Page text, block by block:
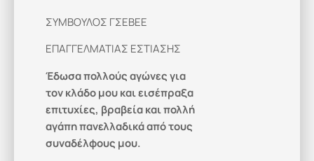
ΣΥΜΒΟΥΛΟΣ ΓΣΕΒΕΕ
ΕΠΑΓΓΕΛΜΑΤΙΑΣ ΕΣΤΙΑΣΗΣ
Έδωσα πολλούς αγώνες για
τον κλάδο μου και εισέπραξα
επιτυχίες, βραβεία και πολλή
αγάπη πανελλαδικά από τους
συναδέλφους μου.